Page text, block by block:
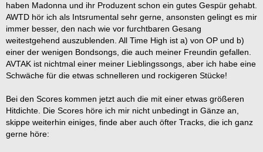
haben Madonna und ihr Produzent schon ein gutes Gespür gehabt.
AWTD hör ich als Intsrumental sehr gerne, ansonsten gelingt es mir
immer besser, den nach wie vor furchtbaren Gesang
weitestgehend auszublenden. All Time High ist a) von OP und b)
einer der wenigen Bondsongs, die auch meiner Freundin gefallen.
AVTAK ist nichtmal einer meiner Lieblingssongs, aber ich habe eine
Schwäche für die etwas schnelleren und rockigeren Stücke!
Bei den Scores kommen jetzt auch die mit einer etwas größeren
Hitdichte. Die Scores höre ich mir nicht unbedingt in Gänze an,
skippe weiterhin einiges, finde aber auch öfter Tracks, die ich ganz
gerne höre: